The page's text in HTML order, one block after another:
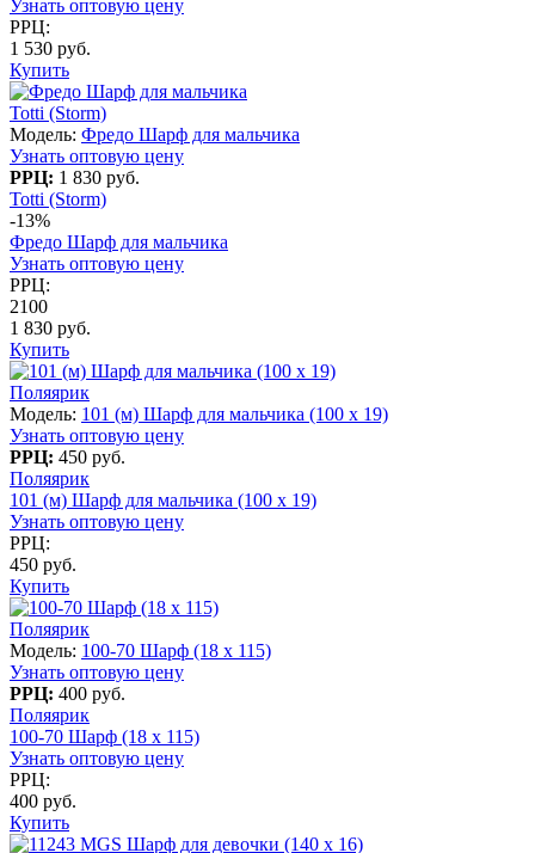
Узнать оптовую цену
РРЦ:
1 530 руб.
Купить
Totti (Storm)
Модель: Фредо Шарф для мальчика
Узнать оптовую цену
РРЦ: 1 830 руб.
Totti (Storm)
-13%
Фредо Шарф для мальчика
Узнать оптовую цену
РРЦ:
2100
1 830 руб.
Купить
Поляярик
Модель: 101 (м) Шарф для мальчика (100 x 19)
Узнать оптовую цену
РРЦ: 450 руб.
Поляярик
101 (м) Шарф для мальчика (100 x 19)
Узнать оптовую цену
РРЦ:
450 руб.
Купить
Поляярик
Модель: 100-70 Шарф (18 x 115)
Узнать оптовую цену
РРЦ: 400 руб.
Поляярик
100-70 Шарф (18 x 115)
Узнать оптовую цену
РРЦ:
400 руб.
Купить